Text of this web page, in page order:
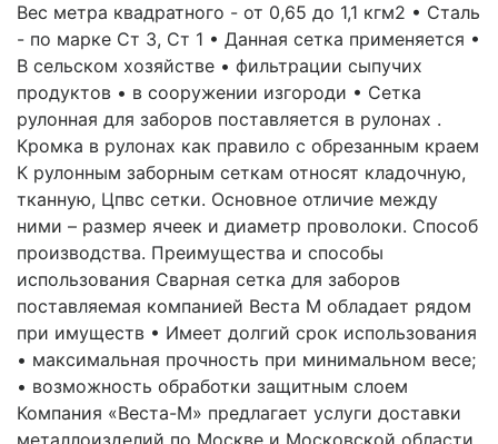
Вес метра квадратного - от 0,65 до 1,1 кгм2 • Сталь
- по марке Ст 3, Ст 1 • Данная сетка применяется •
В сельском хозяйстве • фильтрации сыпучих
продуктов • в сооружении изгороди • Сетка
рулонная для заборов поставляется в рулонах .
Кромка в рулонах как правило с обрезанным краем
К рулонным заборным сеткам относят кладочную,
тканную, Цпвс сетки. Основное отличие между
ними – размер ячеек и диаметр проволоки. Способ
производства. Преимущества и способы
использования Сварная сетка для заборов
поставляемая компанией Веста М обладает рядом
при имуществ • Имеет долгий срок использования
• максимальная прочность при минимальном весе;
• возможность обработки защитным слоем
Компания «Веста-М» предлагает услуги доставки
металлоизделий по Москве и Московской области